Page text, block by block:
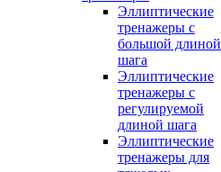
Эллиптические
тренажеры с
большой длиной
шага
Эллиптические
тренажеры с
регулируемой
длиной шага
Эллиптические
тренажеры для